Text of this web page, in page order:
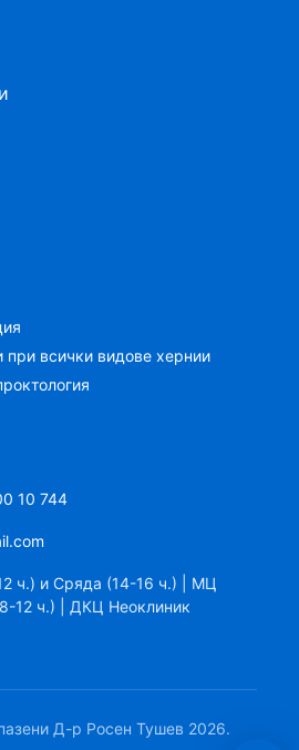
при всички видове хернии
10 744
ч.) и Сряда (14-16 ч.) | МЦ
12 ч.) | ДКЦ Неоклиник
Д-р Росен Тушев 2026.